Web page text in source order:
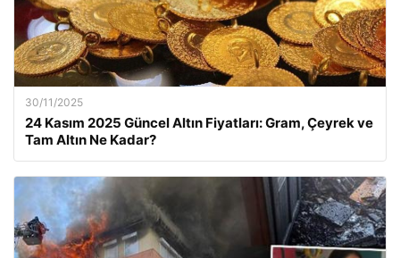
30/11/2025
24 Kasım 2025 Güncel Altın Fiyatları: Gram, Çeyrek ve
Tam Altın Ne Kadar?